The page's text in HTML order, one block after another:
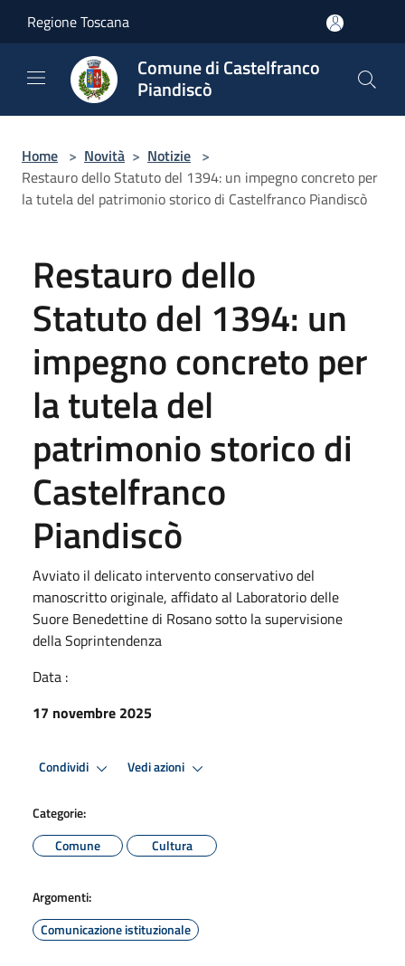
Regione Toscana
Comune di Castelfranco
Piandiscò
Home > Novità > Notizie >
Restauro dello Statuto del 1394: un impegno concreto per
la tutela del patrimonio storico di Castelfranco Piandiscò
Restauro dello
Statuto del 1394: un
impegno concreto per
la tutela del
patrimonio storico di
Castelfranco
Piandiscò
Avviato il delicato intervento conservativo del
manoscritto originale, affidato al Laboratorio delle
Suore Benedettine di Rosano sotto la supervisione
della Soprintendenza
Data :
17 novembre 2025
Condividi Vedi azioni
Categorie:
Comune
Cultura
Argomenti:
Comunicazione istituzionale